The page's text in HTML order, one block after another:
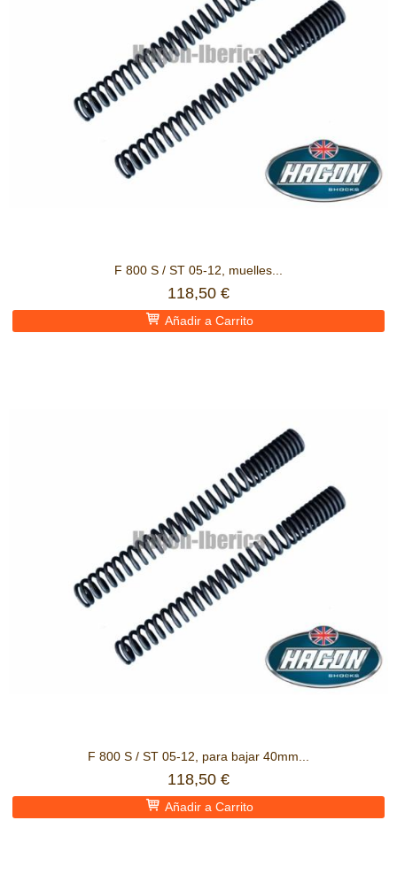
F 800 S / ST 05-12, muelles...
118,50 €
Añadir a Carrito
F 800 S / ST 05-12, para bajar 40mm...
118,50 €
Añadir a Carrito